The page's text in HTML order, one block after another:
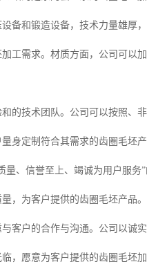
备和锻造设备，技术力量雄厚
工需求。材质方面，公司可以
的技术团队。公司可以按照、
身定制符合其需求的齿圈毛坯产
、信誉至上、竭诚为用户服务
，为客户提供的齿圈毛坯产品。
客户的合作与沟通。公司以诚
，愿意为客户提供的齿圈毛坯加